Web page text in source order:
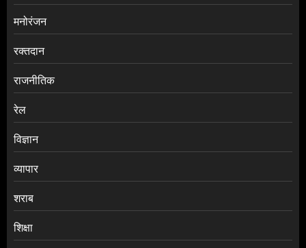
मनोरंजन
रक्तदान
राजनीतिक
रेल
विज्ञान
व्यापार
शराब
शिक्षा